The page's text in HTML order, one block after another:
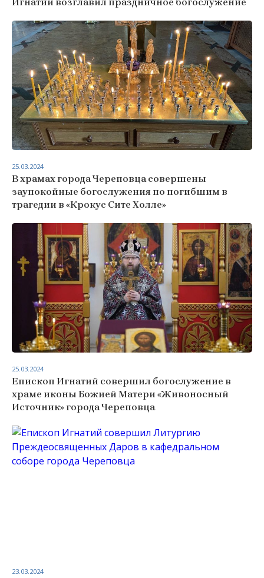
В храмах города Череповца совершены
заупокойные богослужения по погибшим в
трагедии в «Крокус Сите Холле»
25.03.2024
Епископ Игнатий совершил богослужение в
храме иконы Божией Матери «Живоносный
Источник» города Череповца
25.03.2024
23.03.2024